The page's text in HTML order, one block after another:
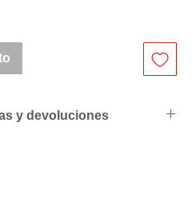
y devoluciones
compras